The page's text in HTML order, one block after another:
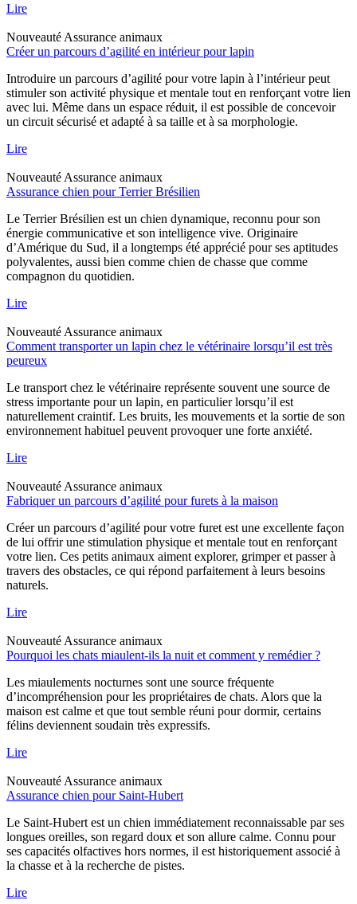
Lire
Nouveauté Assurance animaux
Créer un parcours d’agilité en intérieur pour lapin
Introduire un parcours d’agilité pour votre lapin à l’intérieur peut
stimuler son activité physique et mentale tout en renforçant votre lien
avec lui. Même dans un espace réduit, il est possible de concevoir
un circuit sécurisé et adapté à sa taille et à sa morphologie.
Lire
Nouveauté Assurance animaux
Assurance chien pour Terrier Brésilien
Le Terrier Brésilien est un chien dynamique, reconnu pour son
énergie communicative et son intelligence vive. Originaire
d’Amérique du Sud, il a longtemps été apprécié pour ses aptitudes
polyvalentes, aussi bien comme chien de chasse que comme
compagnon du quotidien.
Lire
Nouveauté Assurance animaux
Comment transporter un lapin chez le vétérinaire lorsqu’il est très
peureux
Le transport chez le vétérinaire représente souvent une source de
stress importante pour un lapin, en particulier lorsqu’il est
naturellement craintif. Les bruits, les mouvements et la sortie de son
environnement habituel peuvent provoquer une forte anxiété.
Lire
Nouveauté Assurance animaux
Fabriquer un parcours d’agilité pour furets à la maison
Créer un parcours d’agilité pour votre furet est une excellente façon
de lui offrir une stimulation physique et mentale tout en renforçant
votre lien. Ces petits animaux aiment explorer, grimper et passer à
travers des obstacles, ce qui répond parfaitement à leurs besoins
naturels.
Lire
Nouveauté Assurance animaux
Pourquoi les chats miaulent-ils la nuit et comment y remédier ?
Les miaulements nocturnes sont une source fréquente
d’incompréhension pour les propriétaires de chats. Alors que la
maison est calme et que tout semble réuni pour dormir, certains
félins deviennent soudain très expressifs.
Lire
Nouveauté Assurance animaux
Assurance chien pour Saint-Hubert
Le Saint-Hubert est un chien immédiatement reconnaissable par ses
longues oreilles, son regard doux et son allure calme. Connu pour
ses capacités olfactives hors normes, il est historiquement associé à
la chasse et à la recherche de pistes.
Lire